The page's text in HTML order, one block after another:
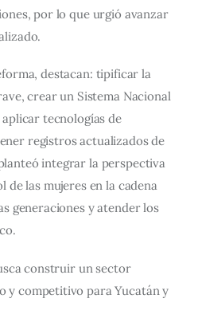
por lo que urgió avanzar
destacan: tipificar la
crear un Sistema Nacional
tecnologías de
registros actualizados de
integrar la perspectiva
las mujeres en la cadena
generaciones y atender los
construir un sector
y competitivo para Yucatán y